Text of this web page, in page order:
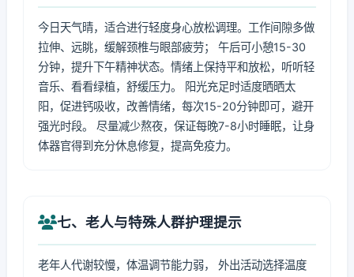
今日天气晴，适合进行轻度身心放松调理。工作间隙多做
拉伸、远眺，缓解颈椎与眼部疲劳； 午后可小憩15-30
分钟，提升下午精神状态。情绪上保持平和放松，听听轻
音乐、看看绿植，舒缓压力。 阳光充足时适度晒晒太
阳，促进钙吸收，改善情绪，每次15-20分钟即可，避开
强光时段。 尽量减少熬夜，保证每晚7-8小时睡眠，让身
体器官得到充分休息修复，提高免疫力。
七、老人与特殊人群护理提示
老年人代谢较慢，体温调节能力弱， 外出活动选择温度